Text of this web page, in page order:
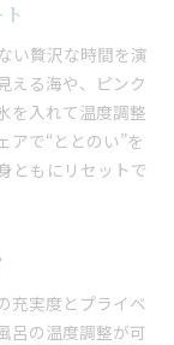
い贅沢な時間を演
える海や、ピンク
を入れて温度調整
アで“ととのい”を
ともにリセットで
充実度とプライベ
呂の温度調整が可